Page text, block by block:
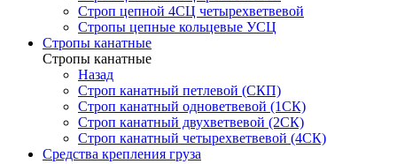
Строп цепной 4СЦ четырехветвевой
Стропы цепные кольцевые УСЦ
Стропы канатные
Стропы канатные
Назад
Строп канатный петлевой (СКП)
Строп канатный одноветвевой (1СК)
Строп канатный двухветвевой (2СК)
Строп канатный четырехветвевой (4СК)
Средства крепления груза